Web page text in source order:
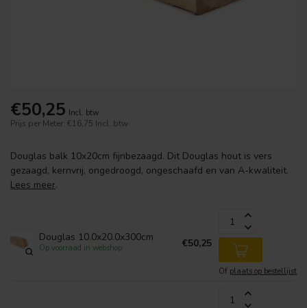
€50,25 Incl. btw
Prijs per Meter: €16,75 Incl. btw
Douglas balk 10x20cm fijnbezaagd. Dit Douglas hout is vers
gezaagd, kernvrij, ongedroogd, ongeschaafd en van A-kwaliteit.
Lees meer.
Douglas 10.0x20.0x300cm
Op voorraad in webshop €50,25
Of plaats op bestellijst